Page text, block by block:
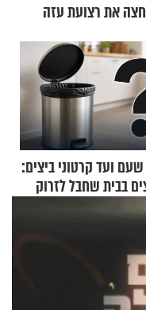
את רצועת עזה
ועד קרטוני ביצים:
בבית שחבל לזרוק